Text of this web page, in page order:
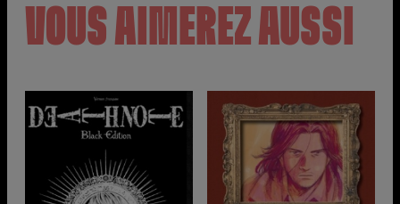
VOUS AIMEREZ AUSSI